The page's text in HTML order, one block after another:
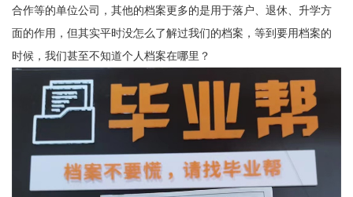
合作等的单位公司，其他的档案更多的是用于落户、退休、升学方
面的作用，但其实平时没怎么了解过我们的档案，等到要用档案的
时候，我们甚至不知道个人档案在哪里？